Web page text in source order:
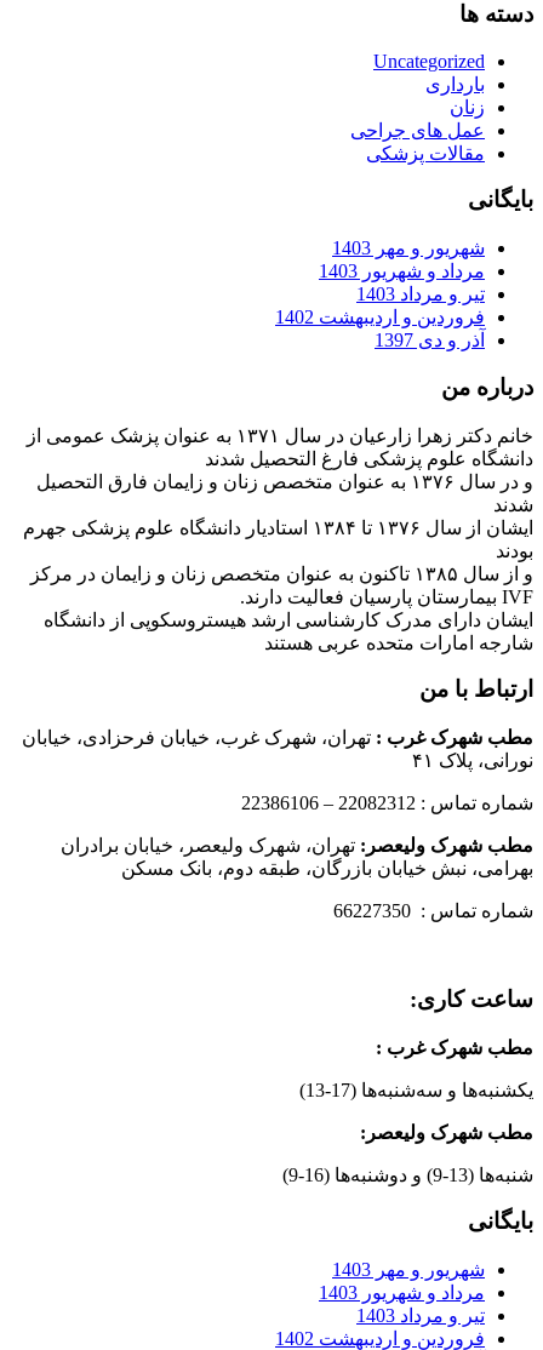
دسته ها
Uncategorized
بارداری
زنان
عمل های جراحی
مقالات پزشکی
بایگانی
شهریور و مهر 1403
مرداد و شهریور 1403
تیر و مرداد 1403
فروردین و اردیبهشت 1402
آذر و دی 1397
درباره من
خانم دکتر زهرا زارعیان در سال ۱۳۷۱ به عنوان پزشک عمومی از
دانشگاه علوم پزشکی فارغ التحصیل شدند
و در سال ۱۳۷۶ به عنوان متخصص زنان و زایمان فارق التحصیل
شدند
ایشان از سال ۱۳۷۶ تا ۱۳۸۴ استادیار دانشگاه علوم پزشکی جهرم
بودند
و از سال ۱۳۸۵ تاکنون به عنوان متخصص زنان و زایمان در مرکز
IVF بیمارستان پارسیان فعالیت دارند.
ایشان دارای مدرک کارشناسی ارشد هیستروسکوپی از دانشگاه
شارجه امارات متحده عربی هستند
ارتباط با من
مطب شهرک غرب : تهران، شهرک غرب، خیابان فرحزادی، خیابان
نورانی، پلاک ۴۱
شماره تماس : 22082312 – 22386106
مطب شهرک ولیعصر: تهران، شهرک ولیعصر، خیابان برادران
بهرامی، نبش خیابان بازرگان، طبقه دوم، بانک مسکن
شماره تماس : 66227350
ساعت کاری:
مطب شهرک غرب :
یکشنبه‌ها و سه‌شنبه‌ها (17-13)
مطب شهرک ولیعصر:
شنبه‌ها (13-9) و دوشنبه‌ها (16-9)
بایگانی
شهریور و مهر 1403
مرداد و شهریور 1403
تیر و مرداد 1403
فروردین و اردیبهشت 1402